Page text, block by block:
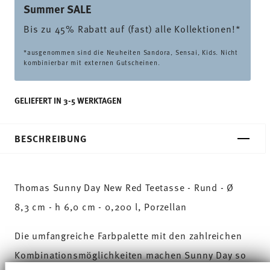
Summer SALE
Bis zu 45% Rabatt auf (fast) alle Kollektionen!*
*ausgenommen sind die Neuheiten Sandora, Sensai, Kids. Nicht
kombinierbar mit externen Gutscheinen.
GELIEFERT IN 3-5 WERKTAGEN
BESCHREIBUNG
Thomas Sunny Day New Red Teetasse - Rund - Ø
8,3 cm - h 6,0 cm - 0,200 l, Porzellan
Die umfangreiche Farbpalette mit den zahlreichen
Kombinationsmöglichkeiten machen Sunny Day so